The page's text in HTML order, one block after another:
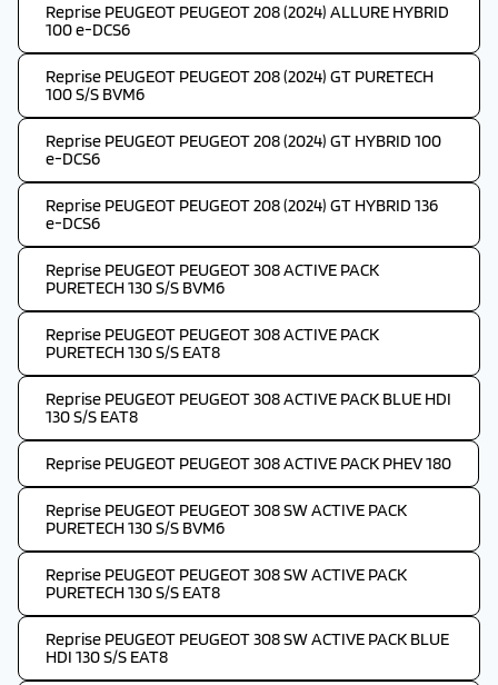
Reprise PEUGEOT PEUGEOT 208 (2024) ALLURE HYBRID
100 e-DCS6
Reprise PEUGEOT PEUGEOT 208 (2024) GT PURETECH
100 S/S BVM6
Reprise PEUGEOT PEUGEOT 208 (2024) GT HYBRID 100
e-DCS6
Reprise PEUGEOT PEUGEOT 208 (2024) GT HYBRID 136
e-DCS6
Reprise PEUGEOT PEUGEOT 308 ACTIVE PACK
PURETECH 130 S/S BVM6
Reprise PEUGEOT PEUGEOT 308 ACTIVE PACK
PURETECH 130 S/S EAT8
Reprise PEUGEOT PEUGEOT 308 ACTIVE PACK BLUE HDI
130 S/S EAT8
Reprise PEUGEOT PEUGEOT 308 ACTIVE PACK PHEV 180
Reprise PEUGEOT PEUGEOT 308 SW ACTIVE PACK
PURETECH 130 S/S BVM6
Reprise PEUGEOT PEUGEOT 308 SW ACTIVE PACK
PURETECH 130 S/S EAT8
Reprise PEUGEOT PEUGEOT 308 SW ACTIVE PACK BLUE
HDI 130 S/S EAT8